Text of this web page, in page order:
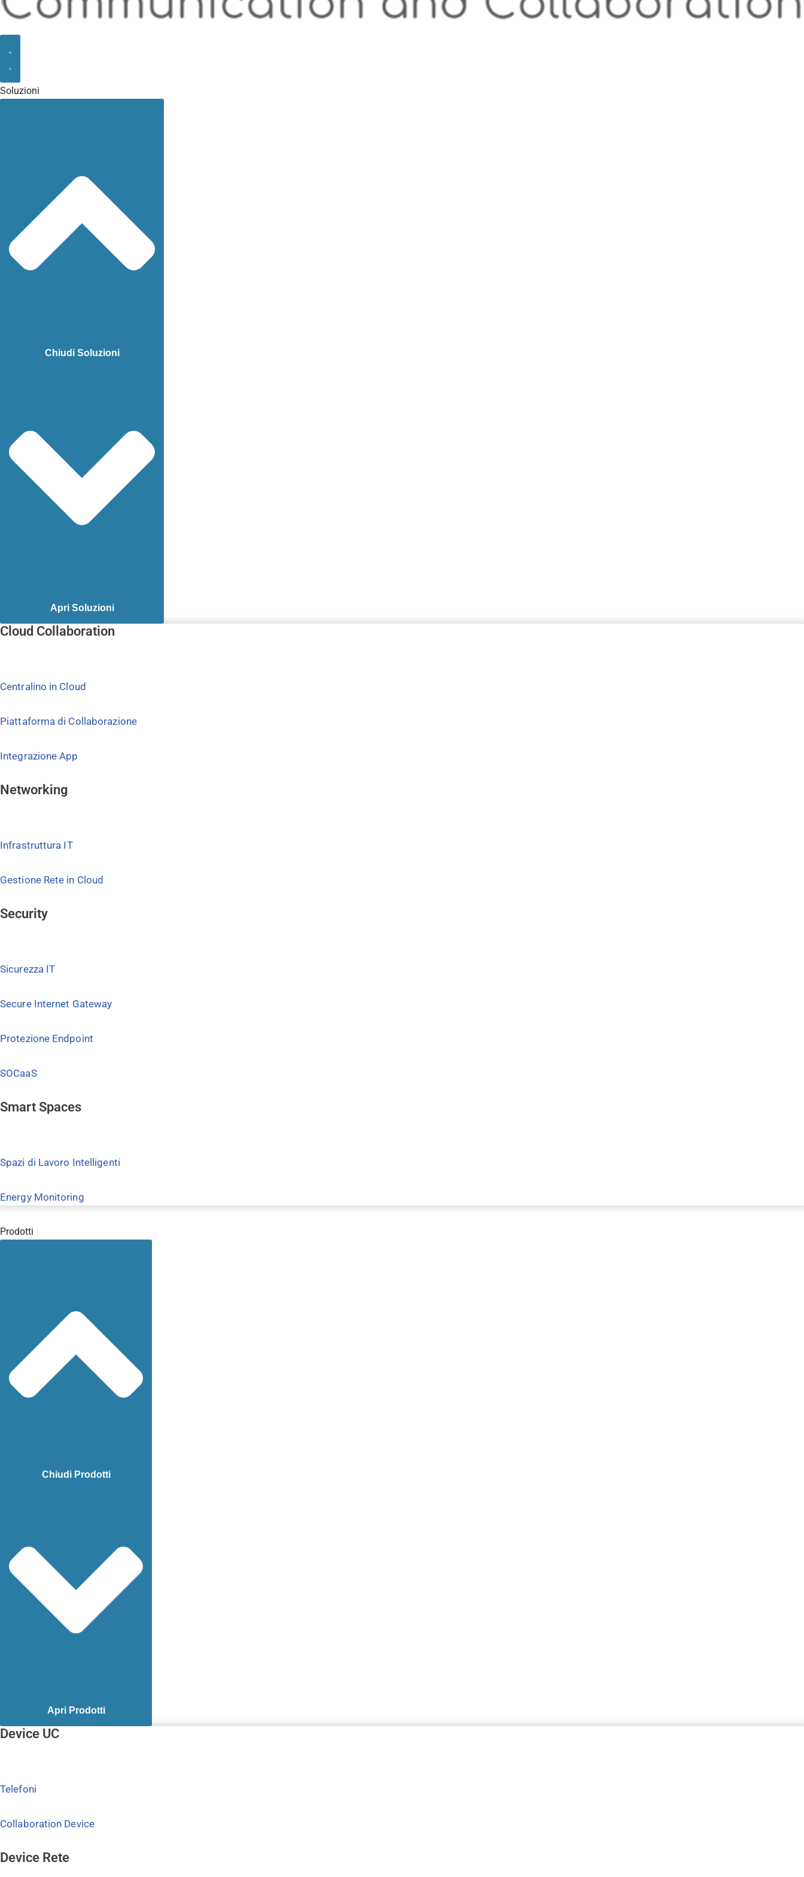
Soluzioni
Chiudi Soluzioni
Apri Soluzioni
Cloud Collaboration
Centralino in Cloud
Piattaforma di Collaborazione
Integrazione App
Networking
Infrastruttura IT
Gestione Rete in Cloud
Security
Sicurezza IT
Secure Internet Gateway
Protezione Endpoint
SOCaaS
Smart Spaces
Spazi di Lavoro Intelligenti
Energy Monitoring
Prodotti
Chiudi Prodotti
Apri Prodotti
Device UC
Telefoni
Collaboration Device
Device Rete